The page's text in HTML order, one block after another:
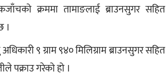
क्रममा तामाङलाई ब्राउनसुगर सहित
।
९ ग्राम ९४० मिलिग्राम ब्राउनसुगर सहित
पक्राउ गरेको हो ।